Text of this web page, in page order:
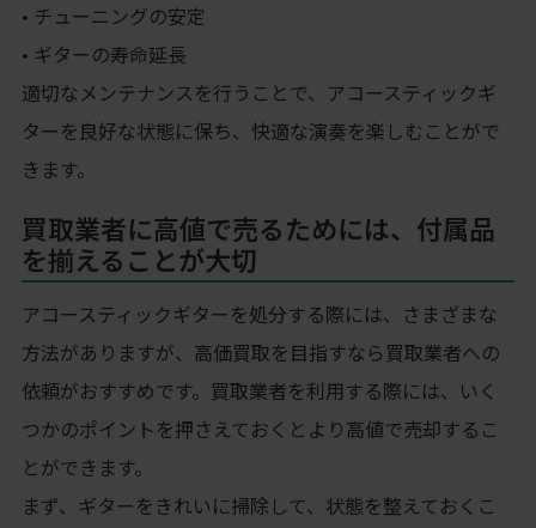
• チューニングの安定
• ギターの寿命延長
適切なメンテナンスを行うことで、アコースティックギ
ターを良好な状態に保ち、快適な演奏を楽しむことがで
きます。
買取業者に高値で売るためには、付属品
を揃えることが大切
アコースティックギターを処分する際には、さまざまな
方法がありますが、高価買取を目指すなら買取業者への
依頼がおすすめです。買取業者を利用する際には、いく
つかのポイントを押さえておくとより高値で売却するこ
とができます。
まず、ギターをきれいに掃除して、状態を整えておくこ